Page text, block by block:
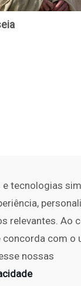
tecnologias
relevantes. Ao
concorda com o
nossas